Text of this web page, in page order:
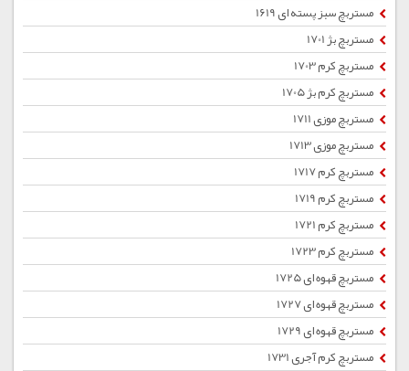
مستربچ سبز پسته ای 1619
مستربچ بژ 1701
مستربچ کرم 1703
مستربچ کرم بژ 1705
مستربچ موزی 1711
مستربچ موزی 1713
مستربچ کرم 1717
مستربچ کرم 1719
مستربچ کرم 1721
مستربچ کرم 1723
مستربچ قهوه ای 1725
مستربچ قهوه ای 1727
مستربچ قهوه ای 1729
مستربچ کرم آجری 1731